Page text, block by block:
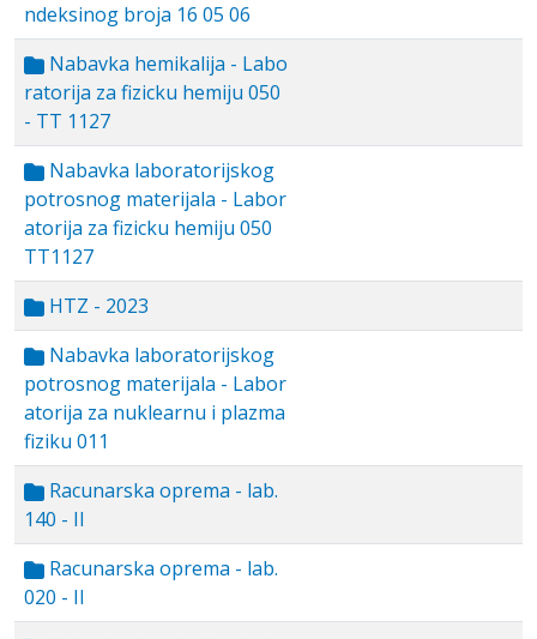
ndeksinog broja 16 05 06
Nabavka hemikalija - Labo
ratorija za fizicku hemiju 050
- TT 1127
Nabavka laboratorijskog
potrosnog materijala - Labor
atorija za fizicku hemiju 050
TT1127
HTZ - 2023
Nabavka laboratorijskog
potrosnog materijala - Labor
atorija za nuklearnu i plazma
fiziku 011
Racunarska oprema - lab.
140 - II
Racunarska oprema - lab.
020 - II